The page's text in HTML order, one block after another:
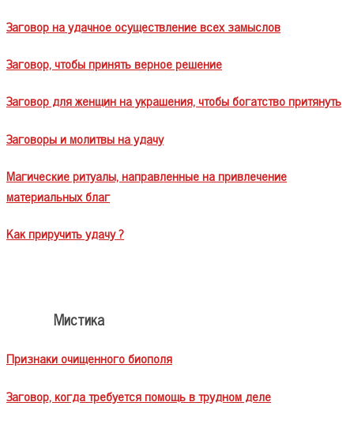
Заговор на удачное осуществление всех замыслов
Заговор, чтобы принять верное решение
Заговор для женщин на украшения, чтобы богатство притянуть
Заговоры и молитвы на удачу
Магические ритуалы, направленные на привлечение
материальных благ
Как приручить удачу ?
Мистика
Признаки очищенного биополя
Заговор, когда требуется помощь в трудном деле